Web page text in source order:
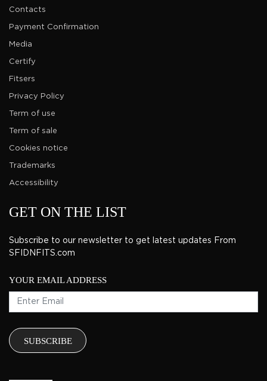
Contacts
Payment Confirmation
Media
Certify
Fitsers
Privacy Policy
Term of use
Term of sale
Cookies notice
Trademarks
Accessibility
GET ON THE LIST
Subscribe to our newsletter to get latest updates From
SFIDNFITS.com
YOUR EMAIL ADDRESS
SUBSCRIBE